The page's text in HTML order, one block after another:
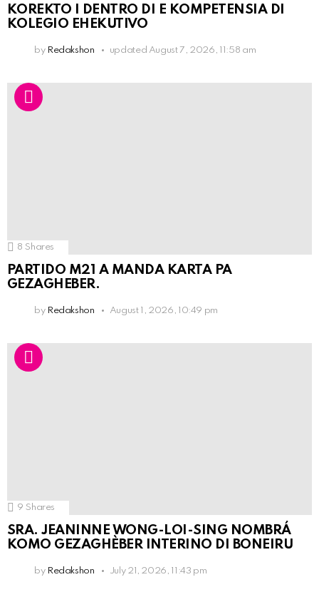
KOREKTO I DENTRO DI E KOMPETENSIA DI
KOLEGIO EHEKUTIVO
by Redakshon updated August 7, 2026, 11:58 am
8 Shares
PARTIDO M21 A MANDA KARTA PA
GEZAGHEBER.
by Redakshon August 1, 2026, 10:49 pm
9 Shares
SRA. JEANINNE WONG-LOI-SING NOMBRÁ
KOMO GEZAGHÈBER INTERINO DI BONEIRU
by Redakshon July 21, 2026, 11:43 pm